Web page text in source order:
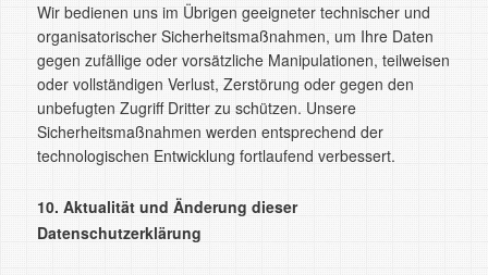
Wir bedienen uns im Übrigen geeigneter technischer und
organisatorischer Sicherheitsmaßnahmen, um Ihre Daten
gegen zufällige oder vorsätzliche Manipulationen, teilweisen
oder vollständigen Verlust, Zerstörung oder gegen den
unbefugten Zugriff Dritter zu schützen. Unsere
Sicherheitsmaßnahmen werden entsprechend der
technologischen Entwicklung fortlaufend verbessert.
10. Aktualität und Änderung dieser
Datenschutzerklärung